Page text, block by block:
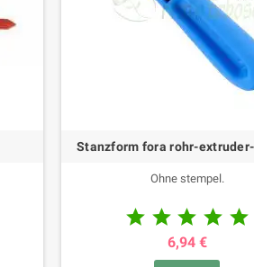
Stanzform fora rohr-
Ohne stempel.
    
6,94 €